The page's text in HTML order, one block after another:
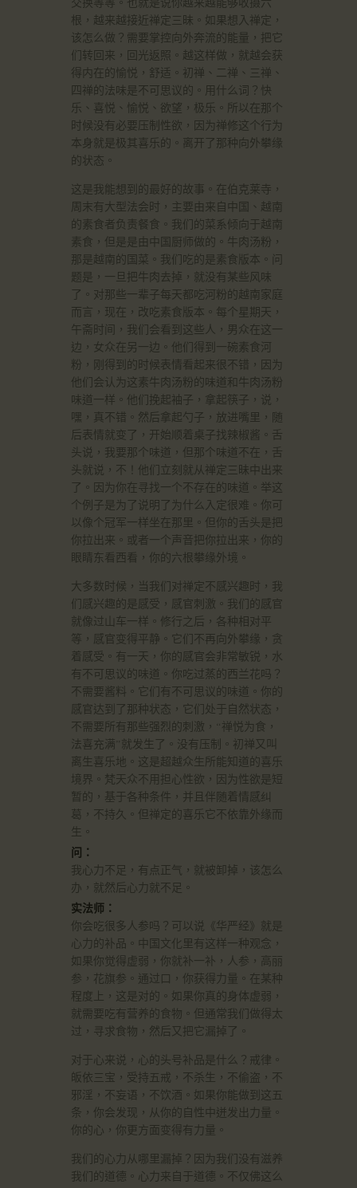
根，越来越接近禅定三昧。如果想入禅定，
该怎么做？需要掌控向外奔流的能量，把它
们转回来，回光返照。越这样做，就越会获
得内在的愉悦，舒适。初禅、二禅、三禅、
四禅的法味是不可思议的。用什么词？快
乐、喜悦、愉悦、欲望，极乐。所以在那个
时候没有必要压制性欲，因为禅修这个行为
本身就是极其喜乐的。离开了那种向外攀缘
的状态。
这是我能想到的最好的故事。在伯克莱寺，
周末有大型法会时，主要由来自中国、越南
的素食者负责餐食。我们的菜系倾向于越南
素食，但是是由中国厨师做的。牛肉汤粉，
那是越南的国菜。我们吃的是素食版本。问
题是，一旦把牛肉去掉，就没有某些风味
了。对那些一辈子每天都吃河粉的越南家庭
而言，现在，改吃素食版本。每个星期天，
午斋时间，我们会看到这些人，男众在这一
边，女众在另一边。他们得到一碗素食河
粉，刚得到的时候表情看起来很不错，因为
他们会认为这素牛肉汤粉的味道和牛肉汤粉
味道一样。他们挽起袖子，拿起筷子，说，
嘿，真不错。然后拿起勺子，放进嘴里，随
后表情就变了，开始顺着桌子找辣椒酱。舌
头说，我要那个味道，但那个味道不在，舌
头就说，不！他们立刻就从禅定三昧中出来
了。因为你在寻找一个不存在的味道。举这
个例子是为了说明了为什么入定很难。你可
以像个冠军一样坐在那里。但你的舌头是把
你拉出来。或者一个声音把你拉出来，你的
眼睛东看西看，你的六根攀缘外境。
大多数时候，当我们对禅定不感兴趣时，我
们感兴趣的是感受，感官刺激。我们的感官
就像过山车一样。修行之后，各种相对平
等，感官变得平静。它们不再向外攀缘，贪
着感受。有一天，你的感官会非常敏锐，水
有不可思议的味道。你吃过蒸的西兰花吗？
不需要酱料。它们有不可思议的味道。你的
感官达到了那种状态，它们处于自然状态，
不需要所有那些强烈的刺激，“禅悦为食，
法喜充满”就发生了。没有压制。初禅又叫
离生喜乐地。这是超越众生所能知道的喜乐
境界。梵天众不用担心性欲，因为性欲是短
暂的，基于各种条件，并且伴随着情感纠
葛，不持久。但禅定的喜乐它不依靠外缘而
生。
问：
我心力不足，有点正气，就被卸掉，该怎么
办，就然后心力就不足。
实法师：
你会吃很多人参吗？可以说《华严经》就是
心力的补品。中国文化里有这样一种观念，
如果你觉得虚弱，你就补一补，人参，高丽
参，花旗参。通过口，你获得力量。在某种
程度上，这是对的。如果你真的身体虚弱，
就需要吃有营养的食物。但通常我们做得太
过，寻求食物，然后又把它漏掉了。
对于心来说，心的头号补品是什么？戒律。
皈依三宝，受持五戒，不杀生，不偷盗，不
邪淫，不妄语，不饮酒。如果你能做到这五
条，你会发现，从你的自性中迸发出力量。
你的心，你更方面变得有力量。
我们的心力从哪里漏掉？因为我们没有滋养
我们的道德。心力来自于道德。不仅佛这么